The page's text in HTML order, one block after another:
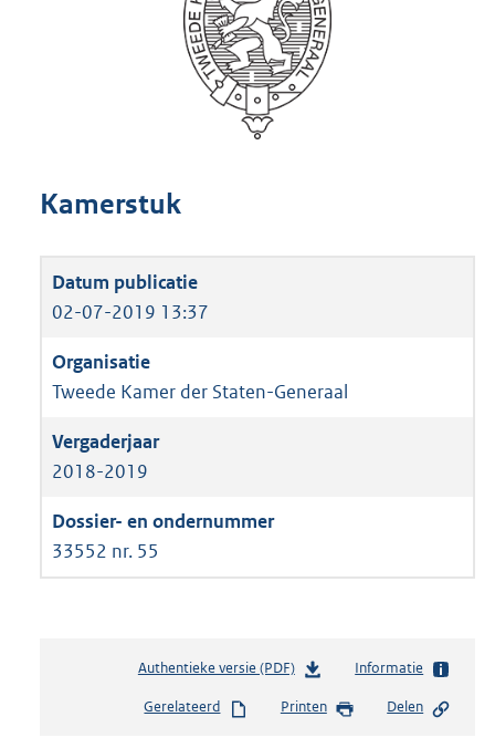
Kamerstuk
02-07-2019 13:37
Tweede Kamer der Staten-Generaal
2018-2019
33552 nr. 55
Authentieke versie (PDF)b
s
Informatie
Gerelateerd Printen Delen